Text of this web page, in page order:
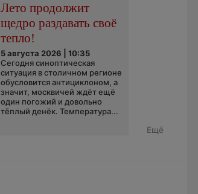
Лето продолжит
щедро раздавать своё
тепло!
5 августа 2026 | 10:35
Сегодня синоптическая
ситуация в столичном регионе
обусловится антициклоном, а
значит, москвичей ждёт ещё
один погожий и довольно
тёплый денёк. Температура...
Ещё